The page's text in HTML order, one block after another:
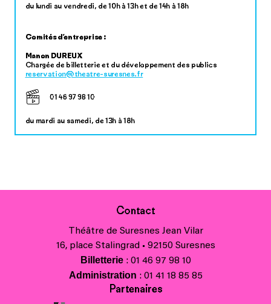
du lundi au vendredi, de 10h à 13h et de 14h à 18h
Comités d’entreprise :
Manon DUREUX
Chargée de billetterie et du développement des publics
reservation@theatre-suresnes.fr
01 46 97 98 10
du mardi au samedi, de 13h à 18h
Contact
Théâtre de Suresnes Jean Vilar
16, place Stalingrad • 92150 Suresnes
Billetterie: 01 46 97 98 10
Administration : 01 41 18 85 85
Partenaires